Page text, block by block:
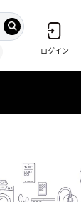
ログイン